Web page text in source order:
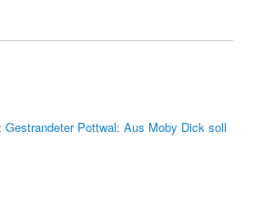
Gestrandeter Pottwal: Aus Moby Dick soll